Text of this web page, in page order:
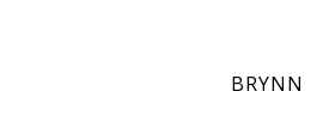
BRYNN